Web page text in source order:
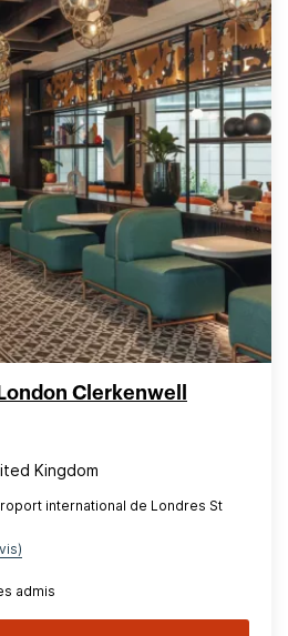
Clerkenwell
Kingdom
international de Londres St
admis